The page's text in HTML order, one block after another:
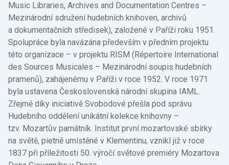
Music Libraries, Archives and Documentation Centres –
Mezinárodní sdružení hudebních knihoven, archivů
a dokumentačních středisek), založené v Paříži roku 1951.
Spolupráce byla navázána především v předním projektu
této organizace – v projektu RISM (Répertoire International
des Sources Musicales – Mezinárodní soupis hudebních
pramenů), zahájenému v Paříži v roce 1952. V roce 1971
byla ustavena Československá národní skupina IAML.
Zřejmě díky iniciativě Svobodové přešla pod správu
Hudebního oddělení unikátní kolekce knihovny –
tzv. Mozartův památník. Institut první mozartovské sbírky
na světě, pietně umístěné v Klementinu, vznikl již v roce
1837 při příležitosti 50. výročí světové premiéry Mozartova